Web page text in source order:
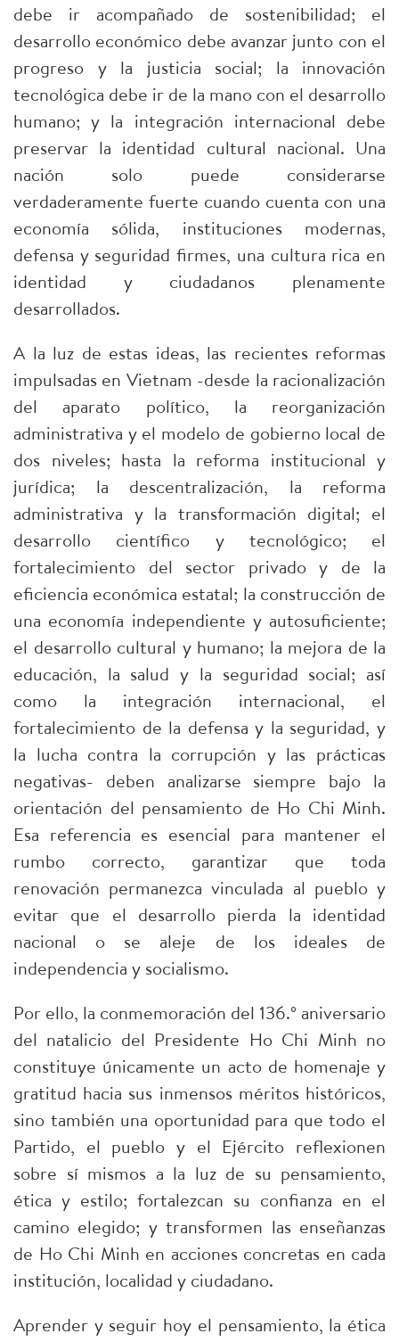
debe ir acompañado de sostenibilidad; el
desarrollo económico debe avanzar junto con el
progreso y la justicia social; la innovación
tecnológica debe ir de la mano con el desarrollo
humano; y la integración internacional debe
preservar la identidad cultural nacional. Una
nación solo puede considerarse
verdaderamente fuerte cuando cuenta con una
economía sólida, instituciones modernas,
defensa y seguridad firmes, una cultura rica en
identidad y ciudadanos plenamente
desarrollados.
A la luz de estas ideas, las recientes reformas
impulsadas en Vietnam -desde la racionalización
del aparato político, la reorganización
administrativa y el modelo de gobierno local de
dos niveles; hasta la reforma institucional y
jurídica; la descentralización, la reforma
administrativa y la transformación digital; el
desarrollo científico y tecnológico; el
fortalecimiento del sector privado y de la
eficiencia económica estatal; la construcción de
una economía independiente y autosuficiente;
el desarrollo cultural y humano; la mejora de la
educación, la salud y la seguridad social; así
como la integración internacional, el
fortalecimiento de la defensa y la seguridad, y
la lucha contra la corrupción y las prácticas
negativas- deben analizarse siempre bajo la
orientación del pensamiento de Ho Chi Minh.
Esa referencia es esencial para mantener el
rumbo correcto, garantizar que toda
renovación permanezca vinculada al pueblo y
evitar que el desarrollo pierda la identidad
nacional o se aleje de los ideales de
independencia y socialismo.
Por ello, la conmemoración del 136.º aniversario
del natalicio del Presidente Ho Chi Minh no
constituye únicamente un acto de homenaje y
gratitud hacia sus inmensos méritos históricos,
sino también una oportunidad para que todo el
Partido, el pueblo y el Ejército reflexionen
sobre sí mismos a la luz de su pensamiento,
ética y estilo; fortalezcan su confianza en el
camino elegido; y transformen las enseñanzas
de Ho Chi Minh en acciones concretas en cada
institución, localidad y ciudadano.
Aprender y seguir hoy el pensamiento, la ética